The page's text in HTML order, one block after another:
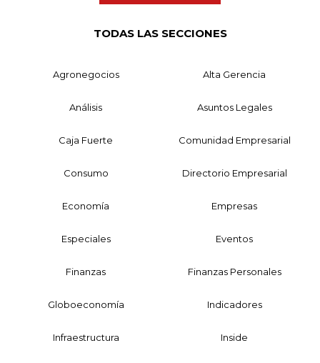
TODAS LAS SECCIONES
Agronegocios Alta Gerencia
Análisis Asuntos Legales
Caja Fuerte Comunidad Empresarial
Consumo Directorio Empresarial
Economía Empresas
Especiales Eventos
Finanzas Finanzas Personales
Globoeconomía Indicadores
Infraestructura Inside